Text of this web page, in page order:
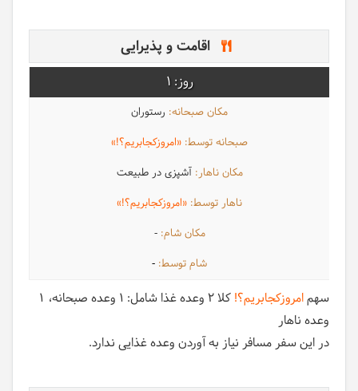
اقامت و پذیرایی
1
رستوران
«امروزکجابریم؟!»
آشپزی در طبیعت
«امروزکجابریم؟!»
-
-
سهمامروزکجابریم؟! کلا 2 وعده غذا شامل: 1 وعده صبحانه
1
وعده ناهار
در این سفر مسافر نیاز به آوردن وعده غذایی ندارد.